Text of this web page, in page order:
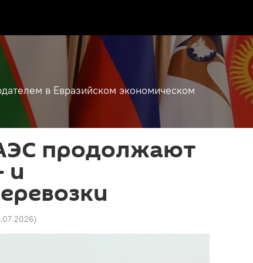
в Евразийском экономическом
продолжают
и
)